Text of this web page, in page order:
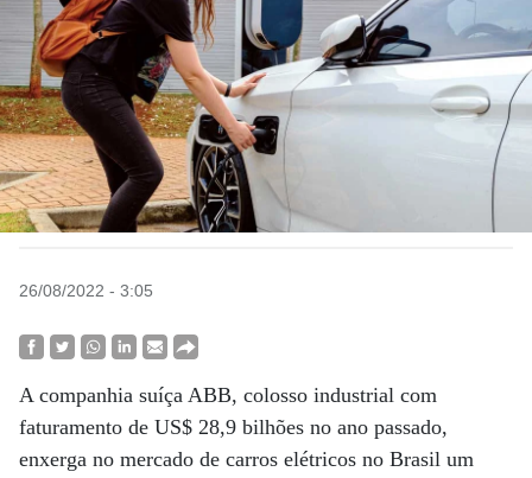
26/08/2022 - 3:05
A companhia suíça ABB, colosso industrial com
faturamento de US$ 28,9 bilhões no ano passado,
enxerga no mercado de carros elétricos no Brasil um